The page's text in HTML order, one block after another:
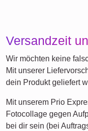
Versandzeit
Wir möchten keine
Mit unserer
dein Produkt geliefert
Mit unserem Prio
Fotocollage gegen
bei dir sein (bei